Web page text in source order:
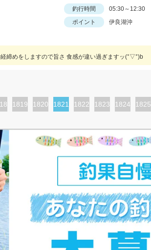
釣行時間
05:30～12:30
ポイント
伊良湖沖
締めをしますので旨さ 食感が違い過ぎますッ(°▽°)b
ペ
1819
ペ
1820
カ
ト
ジ
1821
ペ
1822
ペ
1823
ペ
1824
ペ
1825